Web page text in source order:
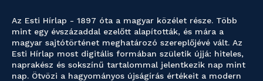
Az Esti Hírlap - 1897 óta a magyar közélet része. Több
mint egy évszázaddal ezelőtt alapították, és mára a
magyar sajtótörténet meghatározó szereplőjévé vált. Az
Esti Hírlap most digitális formában születik újjá: hiteles,
naprakész és sokszínű tartalommal jelentkezik nap mint
nap. Ötvözi a hagyományos újságírás értékeit a modern